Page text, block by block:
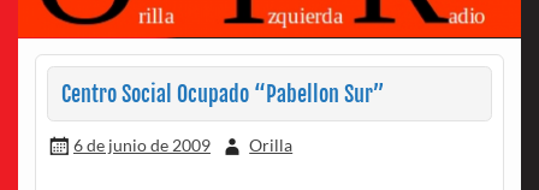
Centro Social Ocupado “Pabellon Sur”
6 de junio de 2009 Orilla